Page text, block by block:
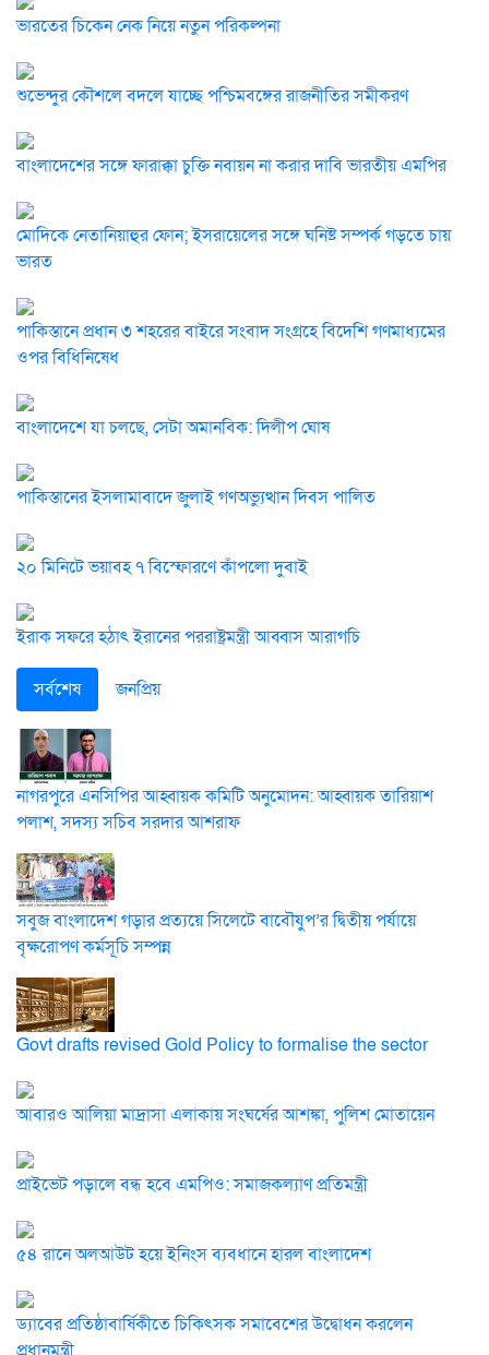
ভারতের চিকেন নেক নিয়ে নতুন পরিকল্পনা
শুভেন্দুর কৌশলে বদলে যাচ্ছে পশ্চিমবঙ্গের রাজনীতির সমীকরণ
বাংলাদেশের সঙ্গে ফারাক্কা চুক্তি নবায়ন না করার দাবি ভারতীয় এমপির
মোদিকে নেতানিয়াহুর ফোন; ইসরায়েলের সঙ্গে ঘনিষ্ট সম্পর্ক গড়তে চায়
ভারত
পাকিস্তানে প্রধান ৩ শহরের বাইরে সংবাদ সংগ্রহে বিদেশি গণমাধ্যমের
ওপর বিধিনিষেধ
বাংলাদেশে যা চলছে, সেটা অমানবিক: দিলীপ ঘোষ
পাকিস্তানের ইসলামাবাদে জুলাই গণঅভ্যুত্থান দিবস পালিত
২০ মিনিটে ভয়াবহ ৭ বিস্ফোরণে কাঁপলো দুবাই
ইরাক সফরে হঠাৎ ইরানের পররাষ্ট্রমন্ত্রী আব্বাস আরাগচি
সর্বশেষ জনপ্রিয়
নাগরপুরে এনসিপির আহ্বায়ক কমিটি অনুমোদন: আহ্বায়ক তারিয়াশ
পলাশ, সদস্য সচিব সরদার আশরাফ
সবুজ বাংলাদেশ গড়ার প্রত্যয়ে সিলেটে বাবৌযুপ’র দ্বিতীয় পর্যায়ে
বৃক্ষরোপণ কর্মসূচি সম্পন্ন
Govt drafts revised Gold Policy to formalise the sector
আবারও আলিয়া মাদ্রাসা এলাকায় সংঘর্ষের আশঙ্কা, পুলিশ মোতায়েন
প্রাইভেট পড়ালে বন্ধ হবে এমপিও: সমাজকল্যাণ প্রতিমন্ত্রী
৫৪ রানে অলআউট হয়ে ইনিংস ব্যবধানে হারল বাংলাদেশ
ড্যাবের প্রতিষ্ঠাবার্ষিকীতে চিকিৎসক সমাবেশের উদ্বোধন করলেন